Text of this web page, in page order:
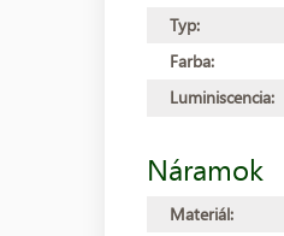
Typ:
Farba:
Luminiscencia:
Náramok
Materiál: